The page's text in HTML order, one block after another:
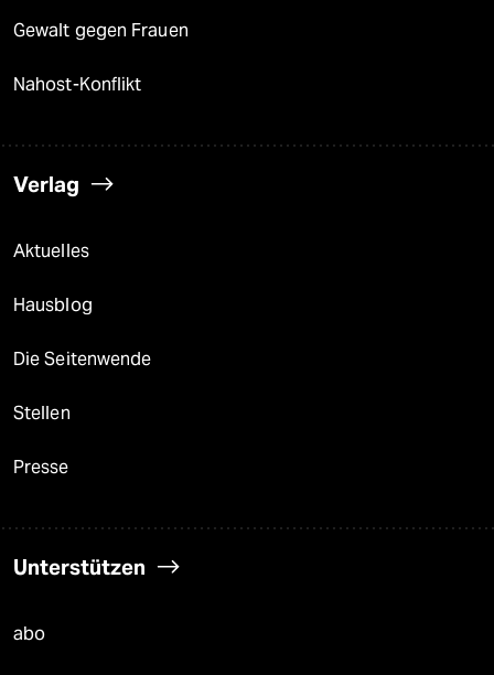
Gewalt gegen Frauen
Nahost-Konflikt
Verlag
Aktuelles
Hausblog
Die Seitenwende
Stellen
Presse
Unterstützen
abo